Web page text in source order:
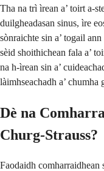
Tha na trì ìrean a’ toirt a-
duilgheadasan sinus, ìre
sònraichte sin a’ togail
sèid shoithichean fala a’
na h-ìrean sin a’
làimhseachadh a’ chumha
Dè na
Churg-Strauss?
Faodaidh comharraidhean